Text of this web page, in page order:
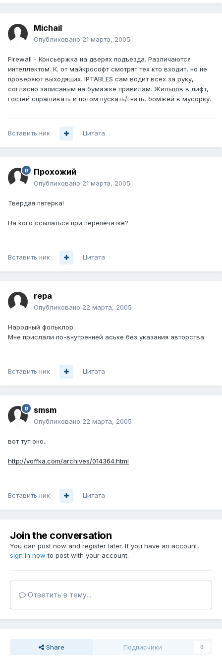
Michail
Опубликовано 21 марта, 2005
Firewall - Консьержка на дверях подъезда. Различаются
интеллектом. К. от майкрософт смотрят тех кто входит, но не
проверяют выходящих. IPTABLES сам водит всех за руку,
согласно записаным на бумажке правилам. Жильцов в лифт,
гостей спрашивать и потом пускать/гнать, бомжей в мусорку.
Вставить ник Цитата
Прохожий
Опубликовано 21 марта, 2005
Твердая пятерка!
На кого ссылаться при перепечатке?
Вставить ник Цитата
repa
Опубликовано 22 марта, 2005
Народный фольклор.
Мне прислали по-внутренней аське без указания авторства.
Вставить ник Цитата
smsm
Опубликовано 22 марта, 2005
вот тут оно..
http://voffka.com/archives/014364.html
Вставить ник Цитата
Join the conversation
You can post now and register later. If you have an account,
sign in now to post with your account.
Ответить в тему...
Share Подписчики 0